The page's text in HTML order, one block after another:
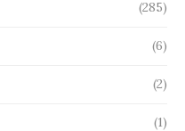
(285)
(6)
(2)
(1)